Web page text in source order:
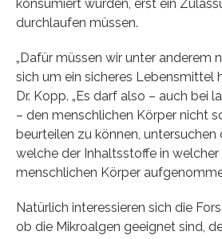
konsumiert wurden, erst ein
durchlaufen müssen.
„Dafür müssen wir unter anderem
sich um ein sicheres Lebensmittel
Dr. Kopp. „Es darf also – auch bei
– den menschlichen Körper nicht
beurteilen zu können, untersuchen
welche der Inhaltsstoffe in
menschlichen Körper
Natürlich interessieren sich die
ob die Mikroalgen geeignet sind,